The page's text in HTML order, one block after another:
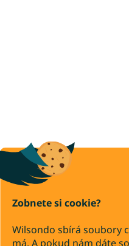
Zobnete si cookie?
Wilsondo sbírá soubory
má. A pokud nám dáte